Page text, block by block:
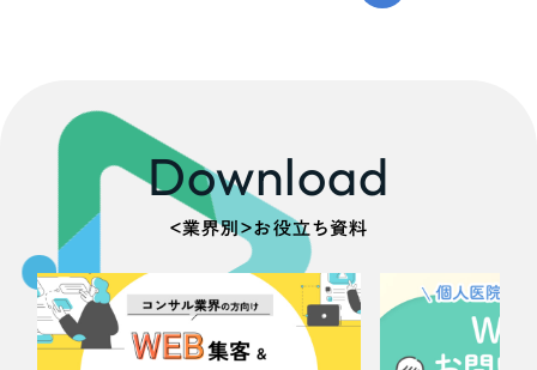
Download
＜業界別＞お役立ち資料